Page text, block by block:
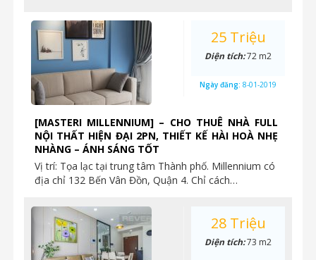
[MASTERI MILLENNIUM] – CHO THUÊ NHÀ FULL
NỘI THẤT HIỆN ĐẠI 2PN, THIẾT KẾ HÀI HOÀ NHẸ
NHÀNG – ÁNH SÁNG TỐT
Vị trí: Tọa lạc tại trung tâm Thành phố. Millennium có
địa chỉ 132 Bến Vân Đồn, Quận 4. Chỉ cách…
25 Triệu
Diện tích:72 m2
Ngày đăng: 8-01-2019
28 Triệu
Diện tích:73 m2